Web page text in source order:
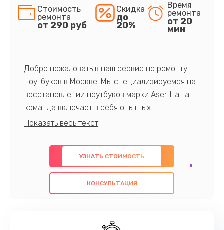
Стоимость
ремонта
от 290 руб
Скидка
до
20%
Время
ремонта
от 20
мин
Добро пожаловать в наш сервис по ремонту
ноутбуков в Москве. Мы специализируемся на
восстановлении ноутбуков марки Aser. Наша
команда включает в себя опытных
профессионалов с обширными знаниями и
предлагаем быстрый и качественный ремонт с
использованием оригинальных компонентов, а
также гарантируем качество всех
проведенных работ. Наша цель - предоставить
наилучшим образом. Не медлите записаться на
УЗНАТЬ СТОИМОСТЬ
КОНСУЛЬТАЦИЯ